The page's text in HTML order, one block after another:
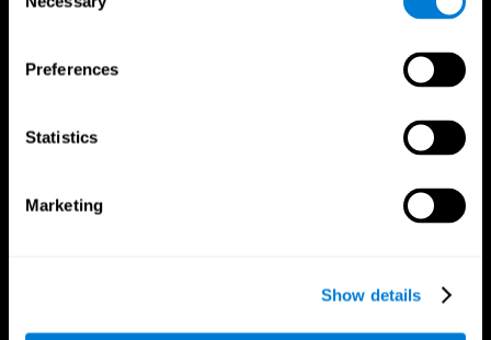
Selection
Preferences
Statistics
Marketing
Show details